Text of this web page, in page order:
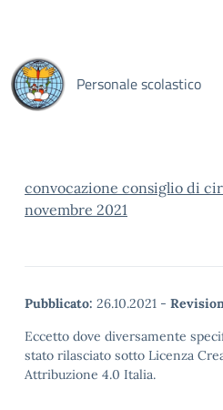
Personale scolastico
convocazione consiglio di
novembre 2021
Pubblicato: 26.10.2021 -
Eccetto dove diversamente
stato rilasciato sotto Licenza
Attribuzione 4.0 Italia.